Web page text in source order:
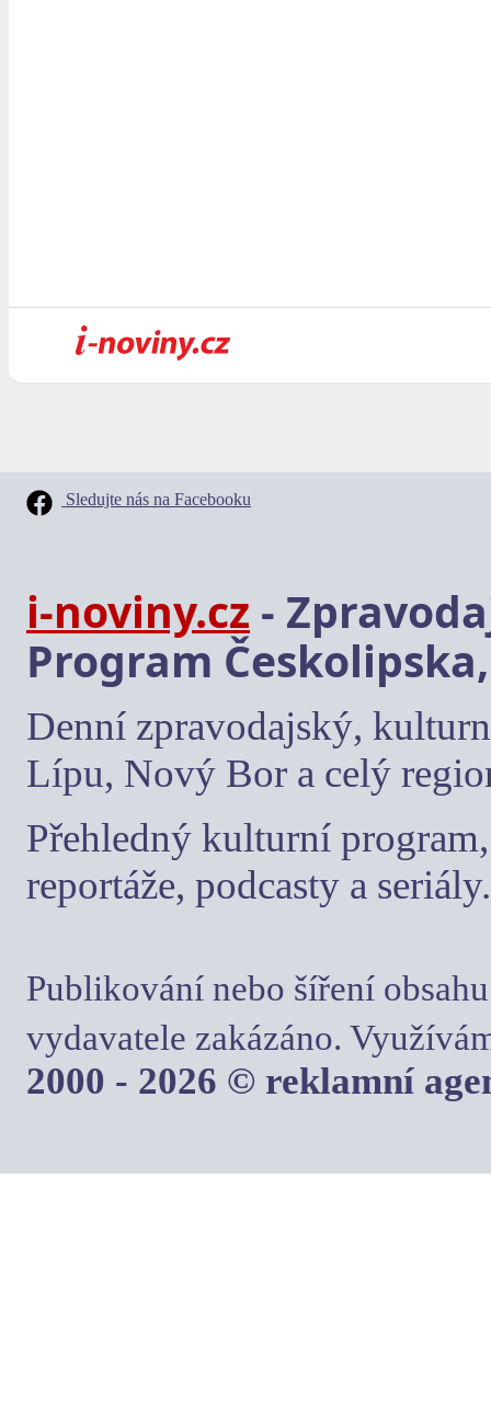
Sledujte nás na Facebooku
i-noviny.cz -
Program
Denní zpravodajský,
Lípu, Nový Bor a celý
Přehledný kulturní
reportáže, podcasty a seriály.
Publikování nebo šíření
vydavatele zakázáno.
2000 - 2026 © reklamní